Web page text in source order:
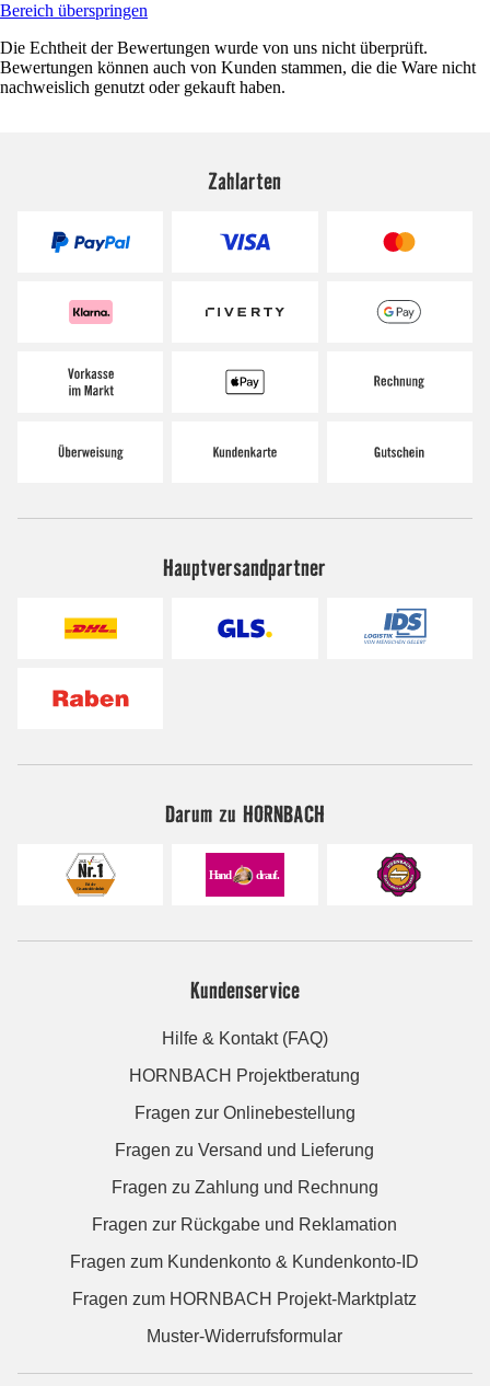
Bereich überspringen
Die Echtheit der Bewertungen wurde von uns nicht überprüft.
Bewertungen können auch von Kunden stammen, die die Ware nicht
nachweislich genutzt oder gekauft haben.
Zahlarten
Hauptversandpartner
Darum zu HORNBACH
Kundenservice
Hilfe & Kontakt (FAQ)
HORNBACH Projektberatung
Fragen zur Onlinebestellung
Fragen zu Versand und Lieferung
Fragen zu Zahlung und Rechnung
Fragen zur Rückgabe und Reklamation
Fragen zum Kundenkonto & Kundenkonto-ID
Fragen zum HORNBACH Projekt-Marktplatz
Muster-Widerrufsformular